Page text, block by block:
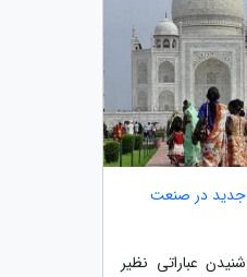
جدید در صنعت
عباراتی نظیر